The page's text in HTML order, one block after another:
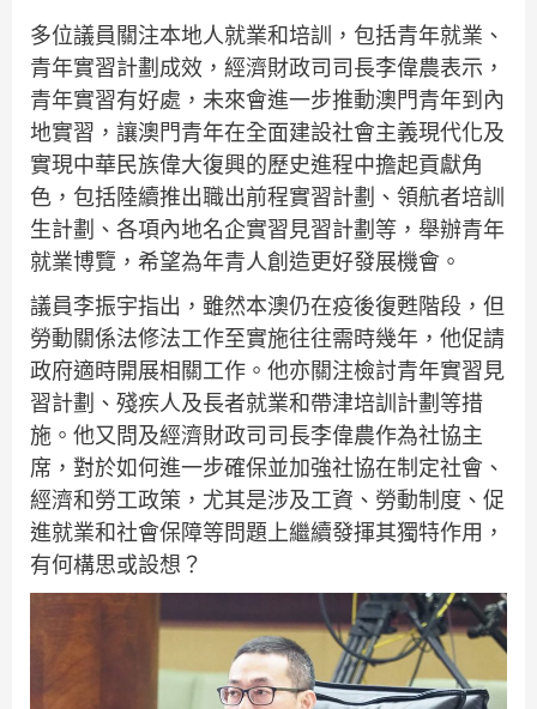
多位議員關注本地人就業和培訓，包括青年就業、
青年實習計劃成效，經濟財政司司長李偉農表示，
青年實習有好處，未來會進一步推動澳門青年到內
地實習，讓澳門青年在全面建設社會主義現代化及
實現中華民族偉大復興的歷史進程中擔起貢獻角
色，包括陸續推出職出前程實習計劃、領航者培訓
生計劃、各項內地名企實習見習計劃等，舉辦青年
就業博覽，希望為年青人創造更好發展機會。
議員李振宇指出，雖然本澳仍在疫後復甦階段，但
勞動關係法修法工作至實施往往需時幾年，他促請
政府適時開展相關工作。他亦關注檢討青年實習見
習計劃、殘疾人及長者就業和帶津培訓計劃等措
施。他又問及經濟財政司司長李偉農作為社協主
席，對於如何進一步確保並加強社協在制定社會、
經濟和勞工政策，尤其是涉及工資、勞動制度、促
進就業和社會保障等問題上繼續發揮其獨特作用，
有何構思或設想？